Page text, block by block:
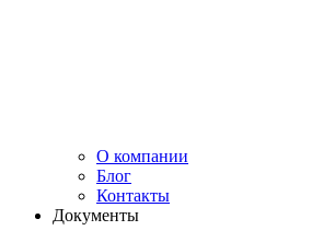
О компании
Блог
Контакты
Документы